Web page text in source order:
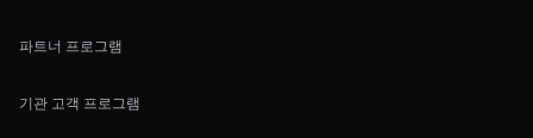
파트너 프로그램
기관 고객 프로그램